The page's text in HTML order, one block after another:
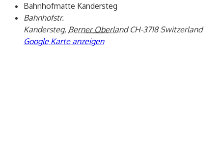
Bahnhofmatte Kandersteg
Bahnhofstr.
Kandersteg, Berner Oberland CH-3718 Switzerland
Google Karte anzeigen